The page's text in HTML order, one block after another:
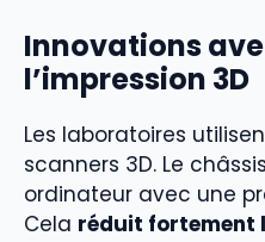
Innovations
l’impression 3D
Les laboratoires
scanners 3D. Le
ordinateur avec une
Cela réduit fortement